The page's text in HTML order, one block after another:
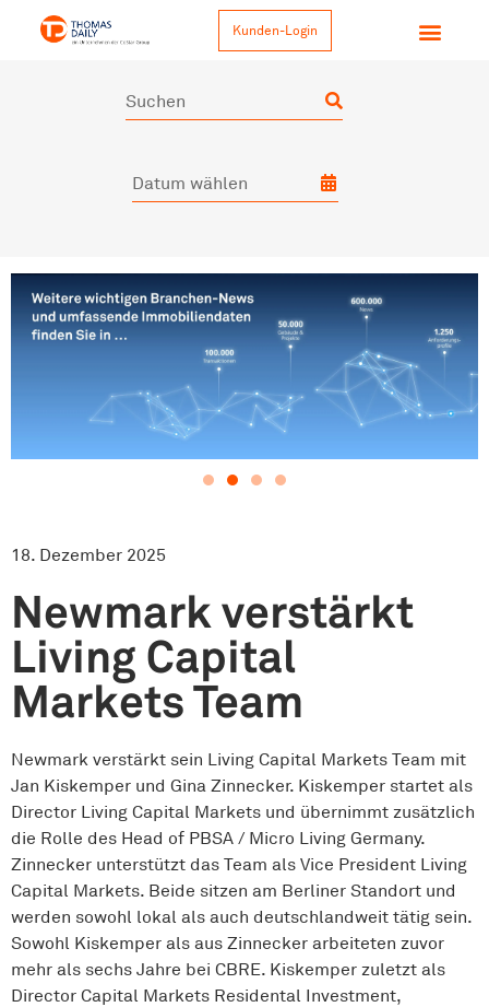
Kunden-Login
18. Dezember 2025
Newmark verstärkt
Living Capital
Markets Team
Newmark verstärkt sein Living Capital Markets Team mit
Jan Kiskemper und Gina Zinnecker. Kiskemper startet als
Director Living Capital Markets und übernimmt zusätzlich
die Rolle des Head of PBSA / Micro Living Germany.
Zinnecker unterstützt das Team als Vice President Living
Capital Markets. Beide sitzen am Berliner Standort und
werden sowohl lokal als auch deutschlandweit tätig sein.
Sowohl Kiskemper als aus Zinnecker arbeiteten zuvor
mehr als sechs Jahre bei CBRE. Kiskemper zuletzt als
Director Capital Markets Residental Investment,